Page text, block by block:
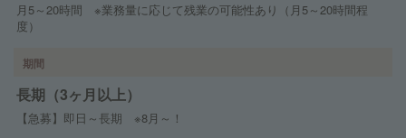
月5～20時間 ※業務量に応じて残業の可能性あり（月5～20時間程
度）
期間
長期（3ヶ月以上）
【急募】即日～長期 ※8月～！